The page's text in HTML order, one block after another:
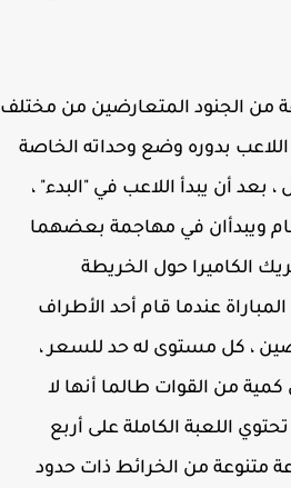
الجنود المتعارضين من مختلف
بدوره وضع وحداته الخاصة
أن يبدأ اللاعب في "البدء" ،
ويبدأان في مهاجمة بعضهما
حول الخريطة
عندما قام أحد الأطراف
، كل مستوى له حد للسعر ،
من القوات طالما أنها لا
اللعبة الكاملة على أربع
من الخرائط ذات حدود